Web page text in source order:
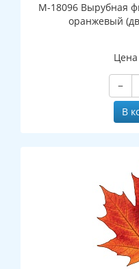
М-18096 Вырубная
оранжевый
−
В